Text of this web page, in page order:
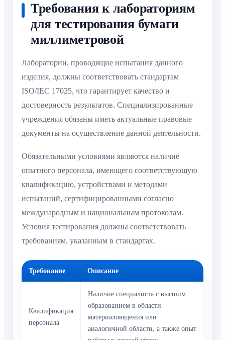
Требования к лабораториям
для тестирования бумаги
миллиметровой
Лаборатории, проводящие испытания данного
изделия, должны соответствовать стандартам
ISO/IEC 17025, что гарантирует качество и
достоверность результатов. Специализированные
учреждения обязаны иметь актуальные правовые
документы на осуществление данной деятельности.
Обязательными условиями являются наличие
опытного персонала, имеющего соответствующую
квалификацию, устройствами и методами
испытаний, сертифицированными согласно
международным и национальным протоколам.
Условия тестирования должны соответствовать
требованиям, указанным в стандартах.
Требование Описание
Квалификация
персонала
Наличие специалиста с высшим
образованием в области
материаловедения или
аналогичной области, а также опыт